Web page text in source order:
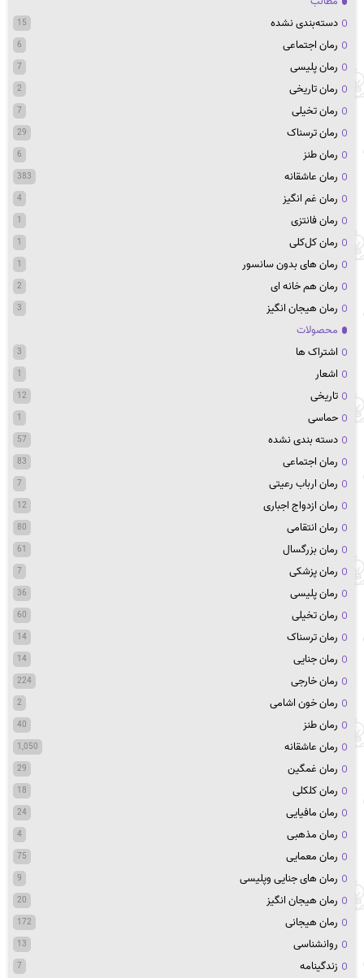
دسته‌بندی نشده
15
رمان اجتماعی 6
رمان پلیسی 7
رمان تاریخی 2
رمان تخیلی 7
رمان ترسناک 29
رمان طنز 6
رمان عاشقانه 383
رمان غم انگیز 4
رمان فانتزی 1
رمان کل‌کلی 1
رمان های بدون سانسور 1
رمان هم خانه ای 2
رمان هیجان انگیز 3
محصولات
اشتراک ها
3
اشعار 1
تاریخی 12
حماسی 1
دسته بندی نشده 57
رمان اجتماعی 83
رمان ارباب رعیتی 7
رمان ازدواج اجباری 12
رمان انتقامی 80
رمان بزرگسال 61
رمان پزشکی 7
رمان پلیسی 36
رمان تخیلی 60
رمان ترسناک 14
رمان جنایی 14
رمان خارجی 224
رمان خون اشامی 2
رمان طنز 40
رمان عاشقانه 1,050
رمان غمگین 29
رمان کلکلی 18
رمان مافیایی 24
رمان مذهبی 4
رمان معمایی 75
رمان های جنایی وپلیسی 9
رمان هیجان انگیز 20
رمان هیجانی 172
روانشناسی 13
زندگینامه 7